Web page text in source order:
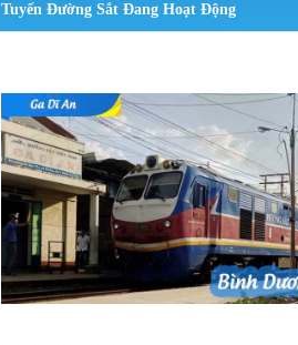
Tuyến Đường Sắt Đang Hoạt Động